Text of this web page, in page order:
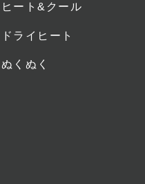
気代
続運転時）
ヒート&クール
ドライヒート
ぬくぬく